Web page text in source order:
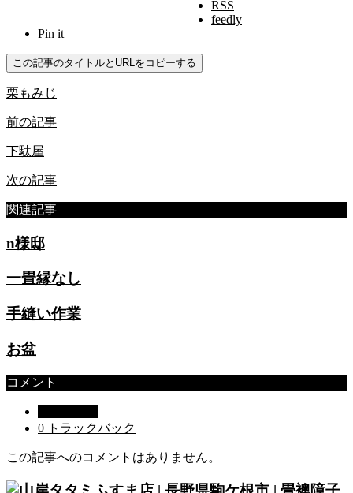
RSS
feedly
Pin it
この記事のタイトルとURLをコピーする
栗もみじ
前の記事
下駄屋
次の記事
関連記事
n様邸
一畳縁なし
手縫い作業
お盆
コメント
0 トラックバック
この記事へのコメントはありません。